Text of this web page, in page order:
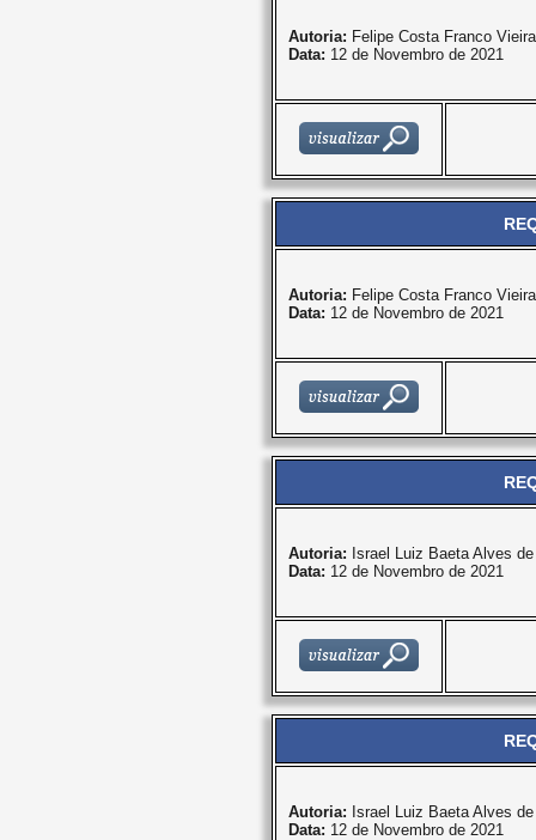
Autoria: Felipe Costa Franco Vieira
Data: 12 de Novembro de 2021
Autoria: Felipe Costa Franco Vieira
Data: 12 de Novembro de 2021
Autoria: Israel Luiz Baeta Alves
Data: 12 de Novembro de 2021
Autoria: Israel Luiz Baeta Alves
Data: 12 de Novembro de 2021